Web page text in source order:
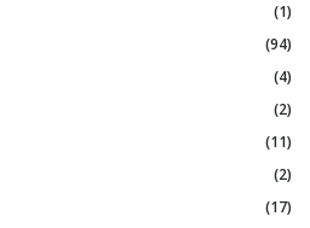
(1)
(94)
(4)
(2)
(11)
(2)
(17)